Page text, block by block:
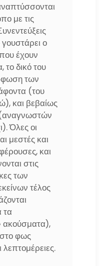
με τις
ο
έχουν
το δικό του
των
(του
και βεβαίως
Όλες οι
μεστές και
και
στις
των
τέλος
τα
φως